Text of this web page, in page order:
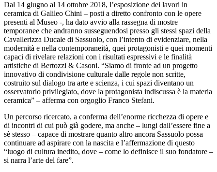
Dal 14 giugno al 14 ottobre 2018, l’esposizione dei lavori in
ceramica di Galileo Chini – posti a diretto confronto con le opere
presenti al Museo -, ha dato avvio alla rassegna di mostre
temporanee che andranno susseguendosi presso gli stessi spazi della
Cavallerizza Ducale di Sassuolo, con l’intento di evidenziare, nella
modernità e nella contemporaneità, quei protagonisti e quei momenti
capaci di rivelare relazioni con i risultati espressivi e le finalità
artistiche di Bertozzi & Casoni. “Siamo di fronte ad un progetto
innovativo di condivisione culturale dalle regole non scritte,
costruito sul dialogo tra arte e scienza, i cui spazi diventano un
osservatorio privilegiato, dove la protagonista indiscussa è la materia
ceramica” – afferma con orgoglio Franco Stefani.
Un percorso ricercato, a conferma dell’enorme ricchezza di opere e
di incontri di cui può già godere, ma anche – lungi dall’essere fine a
sè stesso – capace di mostrare quanto altro ancora Sassuolo possa
continuare ad aspirare con la nascita e l’affermazione di questo
“luogo di cultura inedito, dove – come lo definisce il suo fondatore –
si narra l’arte del fare”.